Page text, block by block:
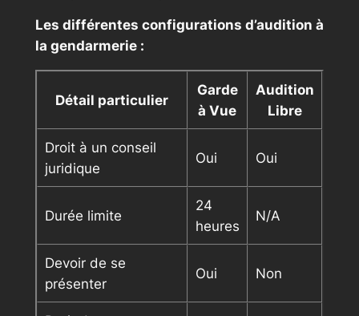
Les différentes configurations d’audition à
la gendarmerie :
Détail particulier
Garde
à Vue
Audition
Libre
Droit à un conseil
juridique
Oui Oui
Durée limite
24
heures
N/A
Devoir de se
présenter
Oui Non